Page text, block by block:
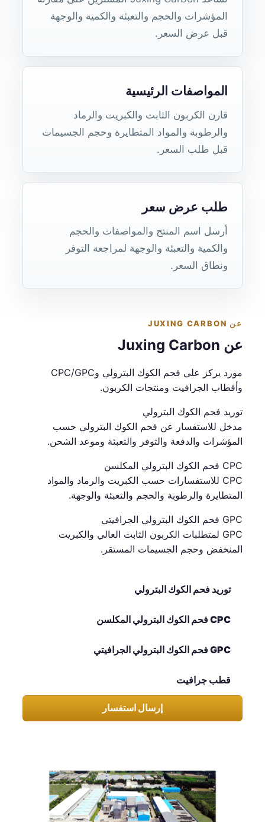
المؤشرات والحجم والتعبئة والكمية والوجهة
قبل عرض السعر.
المواصفات الرئيسية
قارن الكربون الثابت والكبريت والرماد
والرطوبة والمواد المتطايرة وحجم الجسيمات
قبل طلب السعر.
طلب عرض سعر
أرسل اسم المنتج والمواصفات والحجم
والكمية والتعبئة والوجهة لمراجعة التوفر
ونطاق السعر.
عن JUXING CARBON
عن Juxing Carbon
مورد يركز على فحم الكوك البترولي وCPC/GPC
وأقطاب الجرافيت ومنتجات الكربون.
توريد فحم الكوك البترولي
مدخل للاستفسار عن فحم الكوك البترولي حسب
المؤشرات والدفعة والتوفر والتعبئة وموعد الشحن.
CPC فحم الكوك البترولي المكلسن
CPC للاستفسارات حسب الكبريت والرماد والمواد
المتطايرة والرطوبة والحجم والتعبئة والوجهة.
GPC فحم الكوك البترولي الجرافيتي
GPC لمتطلبات الكربون الثابت العالي والكبريت
المنخفض وحجم الجسيمات المستقر.
توريد فحم الكوك البترولي
CPC فحم الكوك البترولي المكلسن
GPC فحم الكوك البترولي الجرافيتي
قطب جرافيت
إرسال استفسار